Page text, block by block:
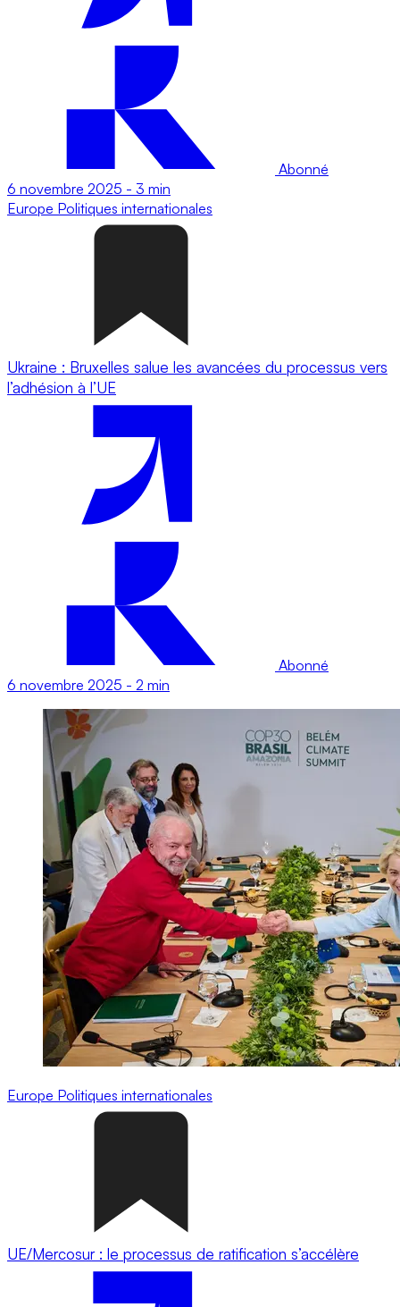
Abonné
6 novembre 2025 - 3 min
Europe Politiques internationales
Ukraine : Bruxelles salue les avancées du processus vers
l’adhésion à l’UE
Abonné
6 novembre 2025 - 2 min
Europe Politiques internationales
UE/Mercosur : le processus de ratification s’accélère